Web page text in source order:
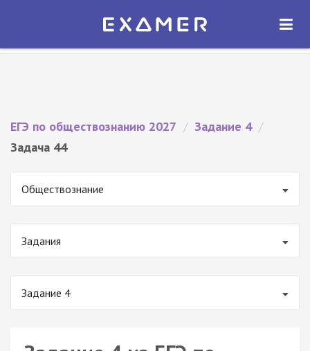
Экзамер — ЕГЭ 2027
ОТКРЫТЬ
ЕГЭ по обществознанию 2027 / Задание 4 /
Задача 44
Обществознание
Задания
Задание 4